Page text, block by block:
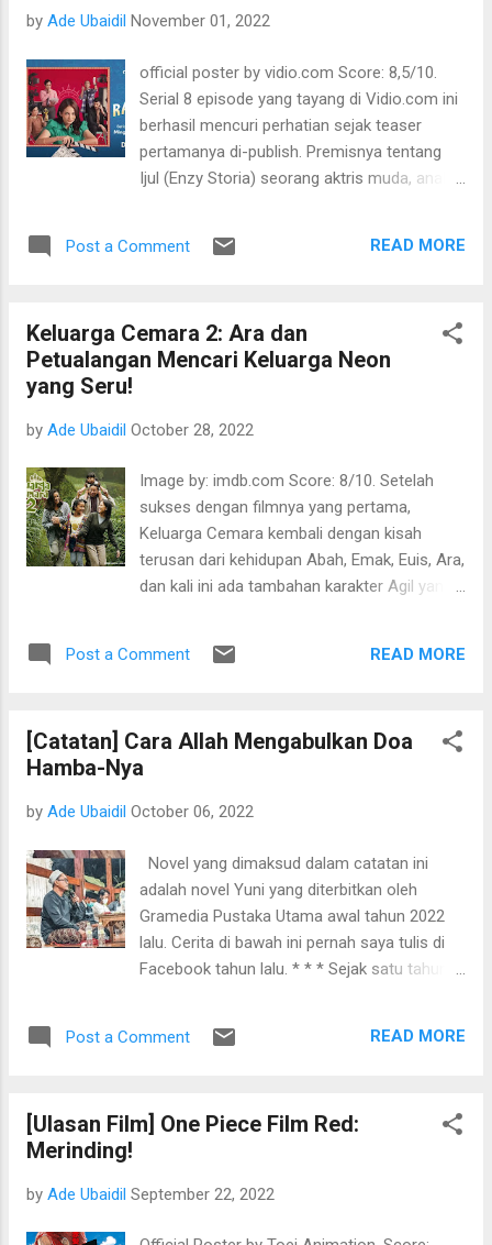
Jefri Nichol, Dimas Anggara, Randy Pangalila
beberapa scene terasa kaku dan "drama"
banget. Padahal saya berharap lebih pada
film ini, karena Gundala saya jadikan
benchmark film superhero di Indonesia—
Gatotkaca dan Ashiap Man tidak masuk
Yang patut diapresiasi tentu saja sentuhan
by Ade Ubaidil November 01, 2022
official poster by vidio.com Score: 8,5/10.
Serial 8 episode yang tayang di Vidio.com ini
berhasil mencuri perhatian sejak teaser
pertamanya di-publish. Premisnya tentang
Ijul (Enzy Storia) seorang aktris muda, anak
tetapi karena wajahnya, ia lebih sering
menunjukkan proses di balik layar dan di
depan layar para pemain sinetron dan para
“nyata” para pemain sinetron. Bagaimana
aktris yang selalu mendapatkan peran
protagonis, tetapi di kehidupan nyatanya ia
sangat toxic. Aco Tenri selaku sutradara,
lewat serial garapannya ini seperti hendak
"menyindir" dunia pesinetronan tanah air. Ia
langsung di sinetron Tukang Bubur Naik Haji.
Post a Comment READ MORE
Keluarga Cemara 2: Ara dan
Petualangan Mencari Keluarga Neon
yang Seru!
by Ade Ubaidil October 28, 2022
Image by: imdb.com Score: 8/10. Setelah
sukses dengan filmnya yang pertama,
Keluarga Cemara kembali dengan kisah
terusan dari kehidupan Abah, Emak, Euis, Ara,
dan kali ini ada tambahan karakter Agil yang
dan segala pikirannya; ia yang melihat
mengurusi Agil (Niloufer) karena di usianya
yang sekarang sedang rewel-rewelnya, dan
(pitik)—yang kemudian ia beri nama: Neon.
premis film ini dan membawa kita ke dalam
petualangan yang menyenangkan: Pencarian
tidak mendapatkan perhatian yang cukup dari
keluarganya, beruntung ia menemukan
kemudian bersahabat. Hanya Aril (Muzakki)
Post a Comment READ MORE
[Catatan] Cara Allah Mengabulkan Doa
Hamba-Nya
by Ade Ubaidil October 06, 2022
Novel yang dimaksud dalam catatan ini
adalah novel Yuni yang diterbitkan oleh
Gramedia Pustaka Utama awal tahun 2022
lalu. Cerita di bawah ini pernah saya tulis di
Facebook tahun lalu. * * * Sejak satu tahun
mengerjakannya, saya selingkuh menulis
di Indonesia Tera. (Sudah terbit: Sahut Kabut)
saya mengatakan ke beberapa teman
Post a Comment READ MORE
[Ulasan Film] One Piece Film Red:
Merinding!
by Ade Ubaidil September 22, 2022